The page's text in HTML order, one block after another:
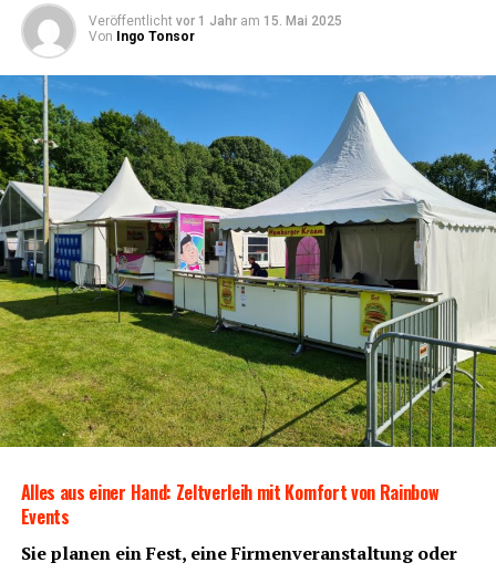
Veröffentlicht vor 1 Jahr am 15. Mai 2025
Von Ingo Tonsor
Alles aus einer Hand: Zelt­ver­leih mit Kom­fort von Rain­bow
Events
Sie pla­nen ein Fest, eine Fir­men­ver­an­stal­tung oder